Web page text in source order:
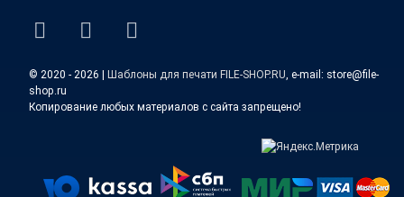
ВКонтакте
YouTube
E-mail
© 2020 - 2026 | Шаблоны для печати FILE-SHOP.RU , e-mail: store@file-
shop.ru
Копирование любых материалов с сайта запрещено!